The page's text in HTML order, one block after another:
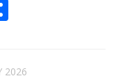
2026